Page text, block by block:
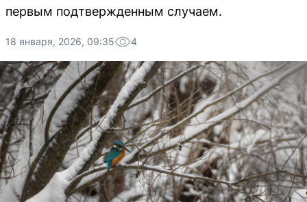
первым подтвержденным случаем.
18 января, 2026, 09:35 4